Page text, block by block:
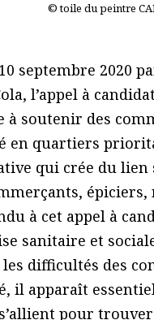
© toile du peintre
septembre 2020
l’appel à
à soutenir des
en quartiers
qui crée du lien
à cet appel à
sanitaire et
les difficultés des
il apparaît
pour